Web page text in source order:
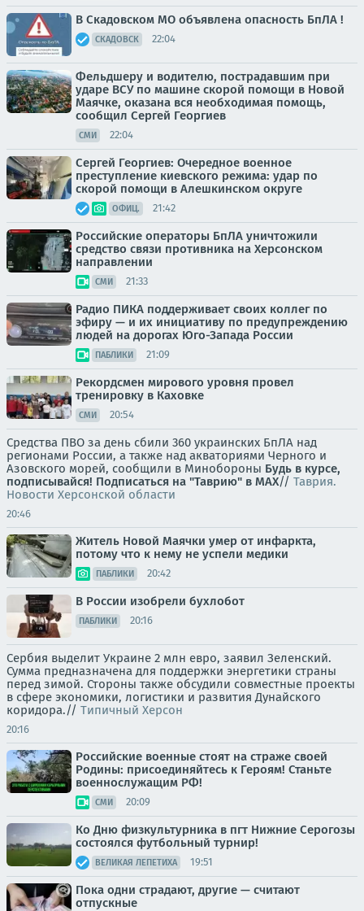
В Скадовском МО объявлена опасность БпЛА !
СКАДОВСК 22:04
Фельдшеру и водителю, пострадавшим при
ударе ВСУ по машине скорой помощи в Новой
Маячке, оказана вся необходимая помощь,
сообщил Сергей Георгиев
СМИ 22:04
Сергей Георгиев: Очередное военное
преступление киевского режима: удар по
скорой помощи в Алешкинском округе
ОФИЦ. 21:42
Российские операторы БпЛА уничтожили
средство связи противника на Херсонском
направлении
СМИ 21:33
Радио ПИКА поддерживает своих коллег по
эфиру — и их инициативу по предупреждению
людей на дорогах Юго-Запада России
ПАБЛИКИ 21:09
Рекордсмен мирового уровня провел
тренировку в Каховке
СМИ 20:54
Средства ПВО за день сбили 360 украинских БпЛА над
регионами России, а также над акваториями Черного и
Азовского морей, сообщили в Минобороны Будь в курсе,
подписывайся! Подписаться на "Таврию" в MAX// Таврия.
Новости Херсонской области
20:46
Житель Новой Маячки умер от инфаркта,
потому что к нему не успели медики
ПАБЛИКИ 20:42
В России изобрели бухлобот
ПАБЛИКИ 20:16
Сербия выделит Украине 2 млн евро, заявил Зеленский.
Сумма предназначена для поддержки энергетики страны
перед зимой. Стороны также обсудили совместные проекты
в сфере экономики, логистики и развития Дунайского
коридора.// Типичный Херсон
20:16
Российские военные стоят на страже своей
Родины: присоединяйтесь к Героям! Станьте
военнослужащим РФ!
СМИ 20:09
Ко Дню физкультурника в пгт Нижние Серогозы
состоялся футбольный турнир!
ВЕЛИКАЯ ЛЕПЕТИХА 19:51
Пока одни страдают, другие — считают
отпускные